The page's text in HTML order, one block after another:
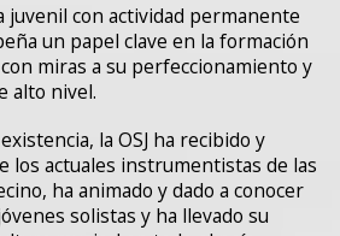
juvenil con actividad permanente
un papel clave en la formación
miras a su perfeccionamiento y
alto nivel.
la OSJ ha recibido y
los actuales instrumentistas de las
ha animado y dado a conocer
solistas y ha llevado su